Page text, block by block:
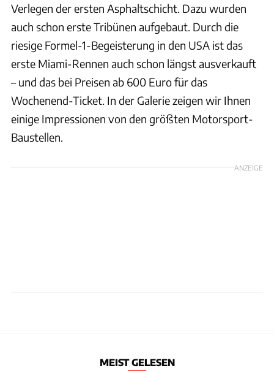
Verlegen der ersten Asphaltschicht. Dazu wurden
auch schon erste Tribünen aufgebaut. Durch die
riesige Formel-1-Begeisterung in den USA ist das
erste Miami-Rennen auch schon längst ausverkauft
– und das bei Preisen ab 600 Euro für das
Wochenend-Ticket. In der Galerie zeigen wir Ihnen
einige Impressionen von den größten Motorsport-
Baustellen.
ANZEIGE
MEIST GELESEN